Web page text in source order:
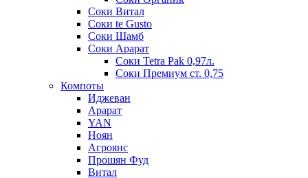
Соки Витал
Соки te Gusto
Соки Шамб
Соки Арарат
Соки Tetra Pak 0,97л.
Соки Премиум ст. 0,75
Компоты
Иджеван
Арарат
YAN
Ноян
Агроянс
Прошян Фуд
Витал